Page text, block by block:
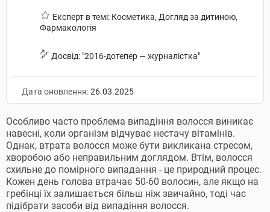
Експерт в темі: Косметика, Догляд за дитиною,
Фармакологія
Досвід: "2016-дотепер — журналістка"
Дата оновлення:26.03.2025
Особливо часто проблема випадіння волосся виникає
навесні, коли організм відчуває нестачу вітамінів.
Однак, втрата волосся може бути викликана стресом,
хворобою або неправильним доглядом. Втім, волосся
схильне до помірного випадання - це природний процес.
Кожен день голова втрачає 50-60 волосин, але якщо на
гребінці їх залишається більш ніж звичайно, тоді час
підібрати засоби від випадіння волосся.